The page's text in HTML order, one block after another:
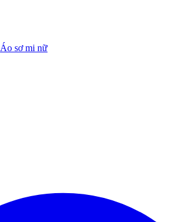
Áo sơ mi nữ